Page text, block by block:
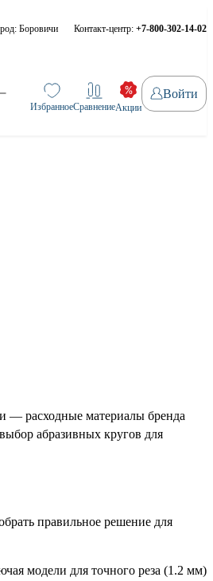
Боровичи Контакт-центр: +7-800-302-14-02
ИзбранноеСравнениеАкции
Войти
— расходные материалы бренда
абразивных кругов для
правильное решение для
модели для точного реза (1.2 мм)